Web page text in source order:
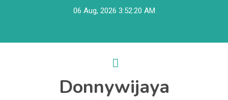
06 Aug, 2026 3:52:21 AM
Donnywijaya